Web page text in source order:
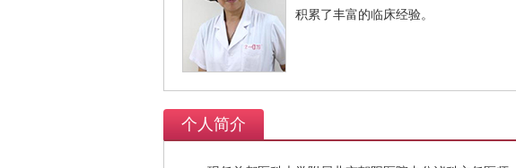
积累了丰富的临床经验。
个人简介